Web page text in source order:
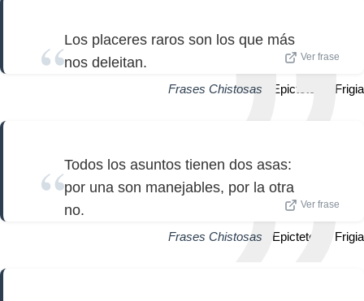
Los placeres raros son los que más
nos deleitan.
Ver frase
Frases Chistosas | Epicteto de Frigia
Todos los asuntos tienen dos asas:
por una son manejables, por la otra
no.
Ver frase
Frases Chistosas | Epicteto de Frigia